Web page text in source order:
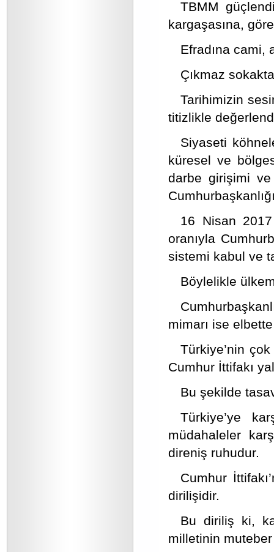
TBMM
kargaşasına,
Efradına cami,
Çıkmaz
Tarihimizin
titizlikle
Siyaseti
küresel ve
darbe girişimi ve
16 Nisan
oranıyla
sistemi kabul ve
Böylelikle
mimarı ise
Türkiye’nin
Cumhur İttifakı
Bu şekilde
Türkiye’ye
müdahaleler
direniş ruhudur.
Cumhur
dirilişidir.
Bu diriliş ki,
milletinin